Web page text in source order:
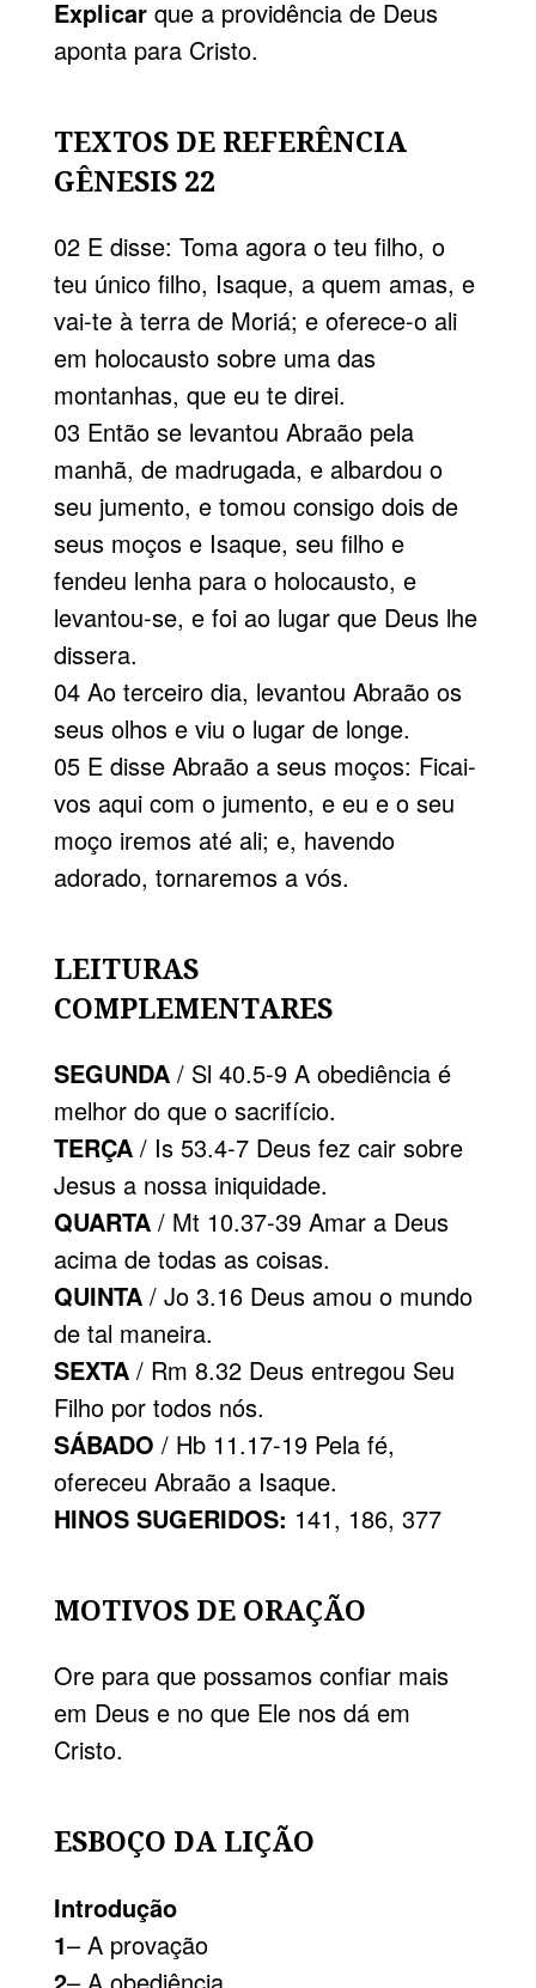
Explicar que a providência de Deus
aponta para Cristo.
TEXTOS DE REFERÊNCIA
GÊNESIS 22
02 E disse: Toma agora o teu filho, o
teu único filho, Isaque, a quem amas, e
vai-te à terra de Moriá; e oferece-o ali
em holocausto sobre uma das
montanhas, que eu te direi.
03 Então se levantou Abraão pela
manhã, de madrugada, e albardou o
seu jumento, e tomou consigo dois de
seus moços e Isaque, seu filho e
fendeu lenha para o holocausto, e
levantou-se, e foi ao lugar que Deus lhe
dissera.
04 Ao terceiro dia, levantou Abraão os
seus olhos e viu o lugar de longe.
05 E disse Abraão a seus moços: Ficai-
vos aqui com o jumento, e eu e o seu
moço iremos até ali; e, havendo
adorado, tornaremos a vós.
LEITURAS
COMPLEMENTARES
SEGUNDA / Sl 40.5-9 A obediência é
melhor do que o sacrifício.
TERÇA / Is 53.4-7 Deus fez cair sobre
Jesus a nossa iniquidade.
QUARTA / Mt 10.37-39 Amar a Deus
acima de todas as coisas.
QUINTA / Jo 3.16 Deus amou o mundo
de tal maneira.
SEXTA / Rm 8.32 Deus entregou Seu
Filho por todos nós.
SÁBADO / Hb 11.17-19 Pela fé,
ofereceu Abraão a Isaque.
HINOS SUGERIDOS: 141, 186, 377
MOTIVOS DE ORAÇÃO
Ore para que possamos confiar mais
em Deus e no que Ele nos dá em
Cristo.
ESBOÇO DA LIÇÃO
Introdução
1– A provação
2– A obediência